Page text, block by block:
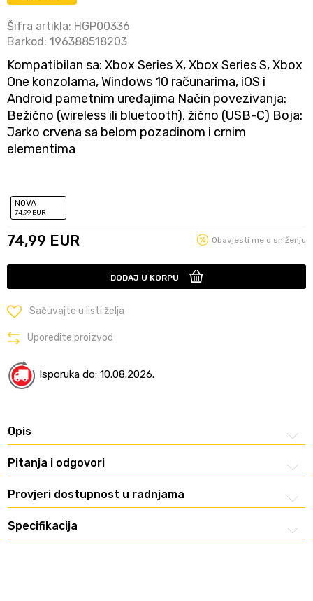
Šifra artikla: HGP00336
Barkod: 196388518203
Kompatibilan sa: Xbox Series X, Xbox Series S, Xbox
One konzolama, Windows 10 računarima, iOS i
Android pametnim uređajima Način povezivanja:
Bežično (wireless ili bluetooth), žično (USB-C) Boja:
Jarko crvena sa belom pozadinom i crnim
elementima
NOVA
74,99 EUR
74,99 EUR Obavjesti me o sniženju
DODAJ U KORPU
Sačuvajte u listi želja
Uporedite proizvod
Isporuka do: 10.08.2026.
Opis
Pitanja i odgovori
Provjeri dostupnost u radnjama
Specifikacija